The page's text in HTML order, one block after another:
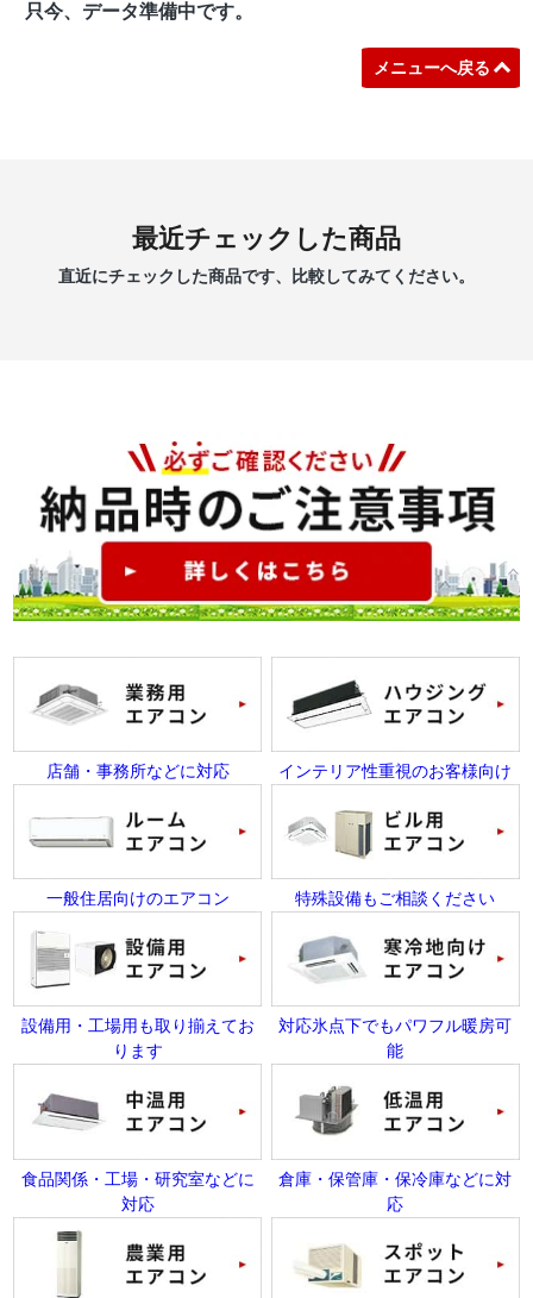
只今、データ準備中です。
メニューへ戻る
最近チェックした商品
直近にチェックした商品です、比較してみてください。
店舗・事務所などに対応 インテリア性重視のお客様向け
一般住居向けのエアコン 特殊設備もご相談ください
設備用・工場用も取り揃えてお
ります
対応氷点下でもパワフル暖房可
能
食品関係・工場・研究室などに
対応
倉庫・保管庫・保冷庫などに対
応